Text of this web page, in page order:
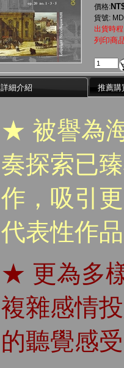
價格:
貨號:
出貨時
列印商
詳細介紹 推薦購
★ 被譽為
奏探索已
作，吸引
代表性作
★ 更為多
複雜感情
的聽覺感